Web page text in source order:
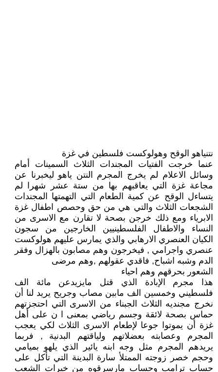
نتنياهو الوقح وهولوكست فلسطين في غزة
عنما خرجت الفتيات المجندات الثلاث السمينات أمام
وسائل الاعلام لم يخرج المجرم النتن ياهو ليخبرنا عن
مجاعة غزة التي يعاقبهم بها من ستة عشر شهرا لم
يتساءل الوقح عن كمية الطعام التي التهمتها المجندات
الشجعات الثلاث والتي هي من حق وحصص اطفال غزة
الابرياء ومع ذلك خرجن بصحة لا تقارن مع الاسرى من
النساء والاطفال الفلسطينيين الخارجين من سجون
الكيان العنصري الارهابي والذي يمارس عليهم هولوكست
عنصري واجرامي , فيخرجون وهم مصابون بالهزال وفقر
الدم وشبه اشباح, فاقدي عقولهم ,وهم مرضى
الشعور بحرقهم وهم احياء
هذا مجرم الإبادة الذي قتل مايزيدعن مائة الف
فلسطيني وخمسين الف مابين مصاب وجريح يريد لنا أن
نخرج مجنديه الثلاث الجبناء من الاسرى التي احتجزتهم
حماس بصحة لائقة وجسم رياضي بمعنى ا ن على أهل
غزة أن يموتوا جوعا لإطعام الاسرى الثلاث لكي يعجب
المجرم وعصابته بعضلاتهم ولياقتهم البدنية , فربما
يريدهم المجرم مثل وجه ابنه يائير الذي يلهو بميامي
وحجم خصر زوجته الممتلأ سارة البدينة التي تأكل على
حساب ترامب وحساب مارسرقوه من خيرات الشعب